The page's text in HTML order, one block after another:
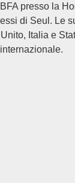
presso la
di Seul. Le
Italia e